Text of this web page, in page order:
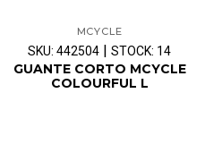
MCYCLE
SKU: 442504 STOCK: 14
GUANTE CORTO MCYCLE
COLOURFUL L